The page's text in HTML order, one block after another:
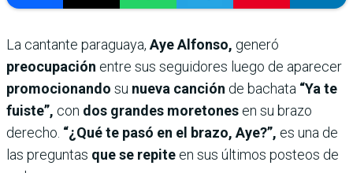
La cantante paraguaya, Aye Alfonso, generó
preocupación entre sus seguidores luego de aparecer
promocionando su nueva canción de bachata “Ya te
fuiste”, con dos grandes moretones en su brazo
derecho. “¿Qué te pasó en el brazo, Aye?”, es una de
las preguntas que se repite en sus últimos posteos de